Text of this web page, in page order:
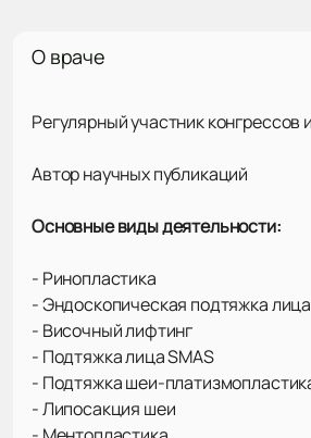
О враче
Регулярный участник конгрессов
Автор научных публикаций
Основные виды деятельности:
- Ринопластика
- Эндоскопическая подтяжка лица
- Височный лифтинг
- Подтяжка лица SMAS
- Подтяжка шеи-
- Липосакция шеи